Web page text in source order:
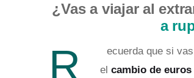
¿Vas a viajar al
a
R ecuerda que si
el cambio de